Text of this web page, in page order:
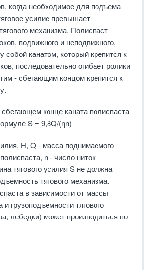
когда необходимое для подъема
усилие превышает
механизма. Полиспаст
подвижного и неподвижного,
собой канатом, который крепится к
последовательно огибает ролики
- сбегающим концом крепится к
конце каната полиспаста
S = 9,8Q/(ηn)
Н, Q - масса поднимаемого
n - число ниток
тягового усилия S не должна
тягового механизма.
в зависимости от массы
и грузоподъемности тягового
лебедки) может производиться по